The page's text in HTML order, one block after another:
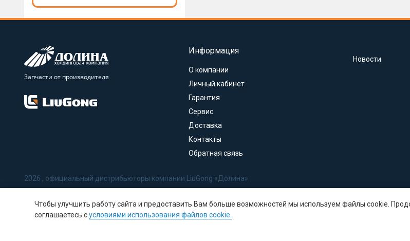
Запчасти от производителя
Информация
О компании
Личный кабинет
Гарантия
Сервис
Доставка
Контакты
Обратная связь
Новости
2026 , официальный дистрибьюторы компании LiuGong «Долина»
Политика в отношении обработки персональных данных
Соглашение на обработку персональных данных
Политика использования Cookie-файлов
Чтобы улучшить работу сайта и предоставить Вам больше возможностей мы используем файлы cookie.
соглашаетесь сусловиями использования файлов cookie.